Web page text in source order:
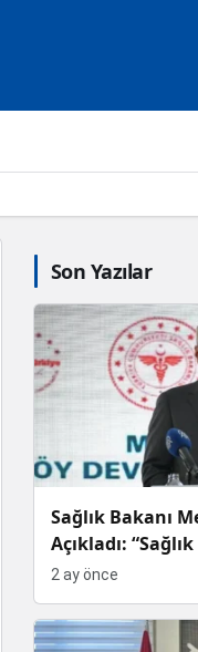
Son Yazılar
Sağlık Bakanı
Açıkladı:
Dünyanın En
2 ay önce